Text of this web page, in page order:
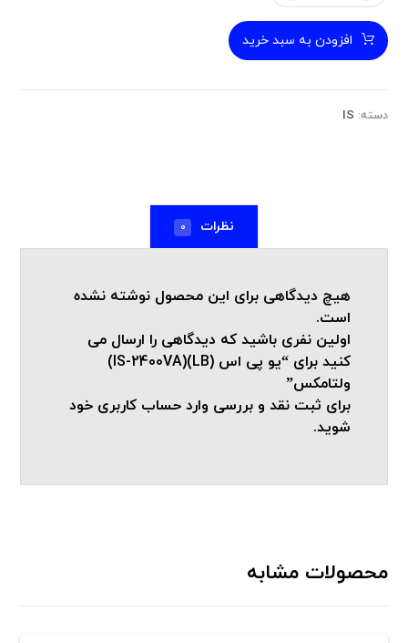
افزودن به سبد خرید
دسته: IS
نظرات 0
هیچ دیدگاهی برای این محصول نوشته نشده
است.
اولین نفری باشید که دیدگاهی را ارسال می
کنید برای “یو پی اس (LB)(IS-2400VA)
ولتامکس”
برای ثبت نقد و بررسی وارد حساب کاربری خود
شوید.
محصولات مشابه